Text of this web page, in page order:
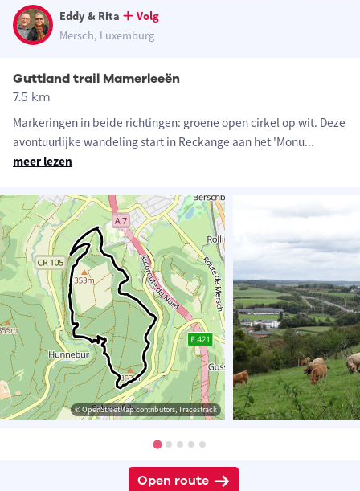
Eddy & Rita
Volg
Mersch, Luxemburg
Guttland trail Mamerleeën
7.5 km
Markeringen in beide richtingen: groene open cirkel op wit. Deze
avontuurlijke wandeling start in Reckange aan het 'Monu...
meer lezen
© OpenStreetMap contributors, Tracestrack
Open route